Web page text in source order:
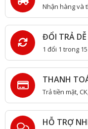
Nhận hàng và
ĐỔI TRẢ
1 đổi 1 trong
THANH
Trả tiền mặt,
HỖ TRỢ